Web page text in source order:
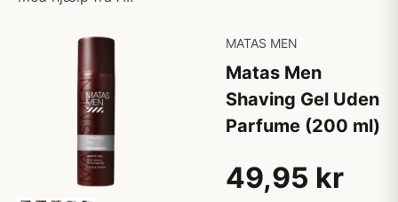
MATAS MEN
Matas Men
Shaving Gel Uden
Parfume (200 ml)
49,95 kr